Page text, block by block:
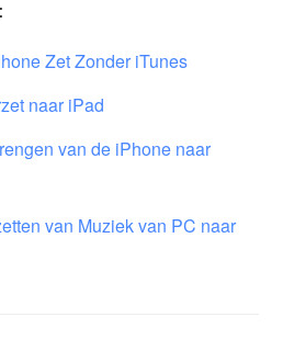
Zet Zonder iTunes
naar iPad
van de iPhone naar
van Muziek van PC naar